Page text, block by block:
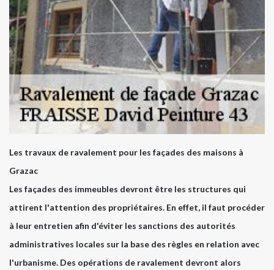
Les travaux de ravalement pour les façades des maisons à
Grazac
Les façades des immeubles devront être les structures qui
attirent l'attention des propriétaires. En effet, il faut procéder
à leur entretien afin d'éviter les sanctions des autorités
administratives locales sur la base des règles en relation avec
l'urbanisme. Des opérations de ravalement devront alors